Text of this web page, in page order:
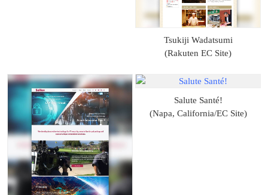
Tsukiji Wadatsumi
(Rakuten EC Site)
Salute Santé!
(Napa, California/EC Site)